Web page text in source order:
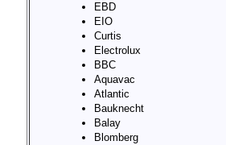
EBD
EIO
Curtis
Electrolux
BBC
Aquavac
Atlantic
Bauknecht
Balay
Blomberg